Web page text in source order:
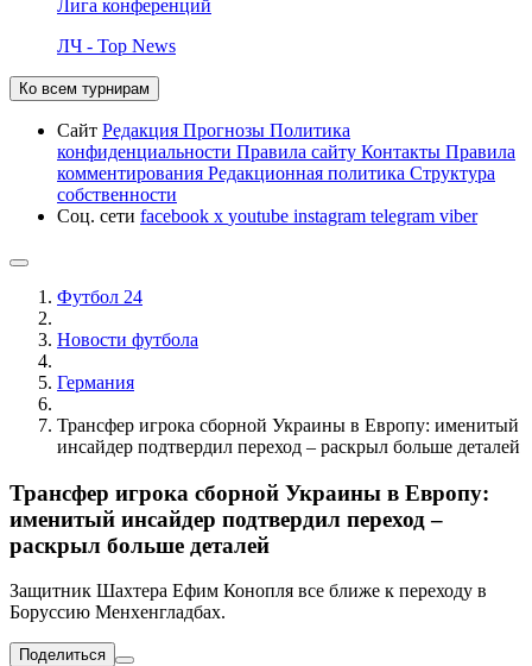
Лига конференций
ЛЧ - Top News
Ко всем турнирам
Сайт Редакция Прогнозы Политика
конфиденциальности Правила сайту Контакты Правила
комментирования Редакционная политика Структура
собственности
Соц. сети facebook x youtube instagram telegram viber
Футбол 24
Новости футбола
Германия
Трансфер игрока сборной Украины в Европу: именитый
инсайдер подтвердил переход – раскрыл больше деталей
Трансфер игрока сборной Украины в Европу:
именитый инсайдер подтвердил переход –
раскрыл больше деталей
Защитник Шахтера Ефим Конопля все ближе к переходу в
Боруссию Менхенгладбах.
Поделиться